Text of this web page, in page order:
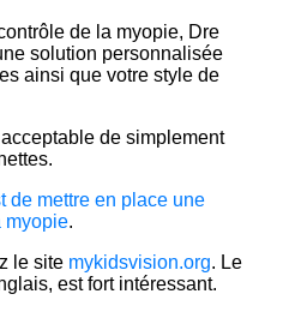
de la myopie, Dre
solution personnalisée
ainsi que votre style de
de simplement
de mettre en place une
myopie.
le site mykidsvision.org. Le
est fort intéressant.